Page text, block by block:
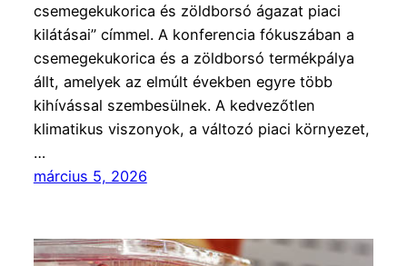
csemegekukorica és zöldborsó ágazat piaci
kilátásai” címmel. A konferencia fókuszában a
csemegekukorica és a zöldborsó termékpálya
állt, amelyek az elmúlt években egyre több
kihívással szembesülnek. A kedvezőtlen
klimatikus viszonyok, a változó piaci környezet,
…
március 5, 2026